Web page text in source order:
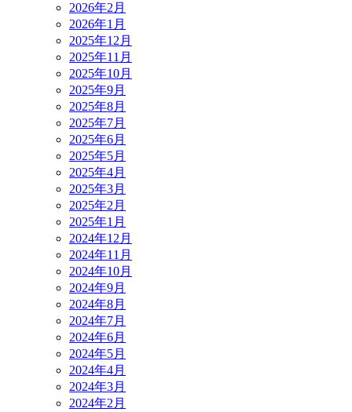
2026年2月
2026年1月
2025年12月
2025年11月
2025年10月
2025年9月
2025年8月
2025年7月
2025年6月
2025年5月
2025年4月
2025年3月
2025年2月
2025年1月
2024年12月
2024年11月
2024年10月
2024年9月
2024年8月
2024年7月
2024年6月
2024年5月
2024年4月
2024年3月
2024年2月